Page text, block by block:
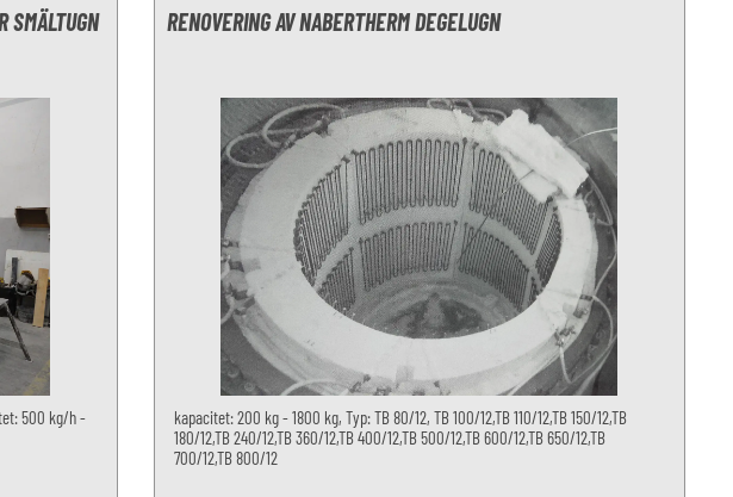
SMÄLTUGN
500 kg/h -
RENOVERING AV NABERTHERM DEGELUGN
kapacitet: 200 kg - 1800 kg, Typ: TB 80/12, TB 100/12,TB 110/12,TB 150/12,TB
180/12,TB 240/12,TB 360/12,TB 400/12,TB 500/12,TB 600/12,TB 650/12,TB
700/12,TB 800/12